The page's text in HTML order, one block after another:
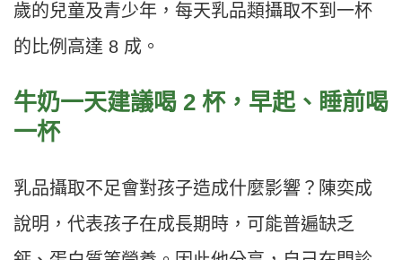
歲的兒童及青少年，每天乳品類攝取不到一杯
的比例高達 8 成。
牛奶一天建議喝 2 杯，早起、睡前喝
一杯
乳品攝取不足會對孩子造成什麼影響？陳奕成
說明，代表孩子在成長期時，可能普遍缺乏